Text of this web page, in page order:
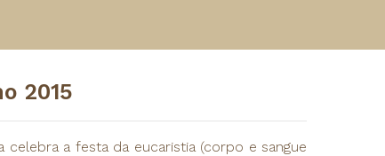
2015
celebra a festa da eucaristia (corpo e sangue